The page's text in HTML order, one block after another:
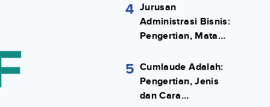
4 Jurusan
Administrasi Bisnis:
Pengertian, Mata
Kerja Lengkap
5 Cumlaude Adalah:
Pengertian, Jenis
dan Cara